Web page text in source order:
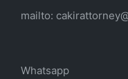
mailto:
Whatsapp